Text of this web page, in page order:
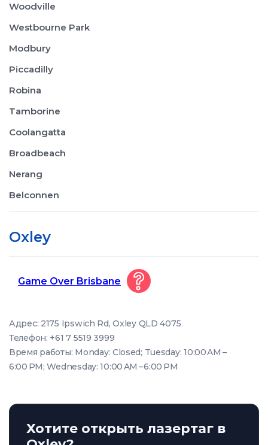
Woodville
Westbourne Park
Modbury
Piccadilly
Robina
Tamborine
Coolangatta
Broadbeach
Nerang
Belconnen
Oxley
Game Over Brisbane
Адрес: 2175 Ipswich Rd, Oxley QLD 4075
Телефон: +61 7 5519 3999
Время работы: Monday: Closed; Tuesday: 10:00 AM –
6:00 PM; Wednesday: 10:00 AM – 6:00 PM
Хотите открыть лазертаг в